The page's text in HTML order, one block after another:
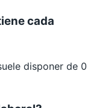
cada
disponer de 0